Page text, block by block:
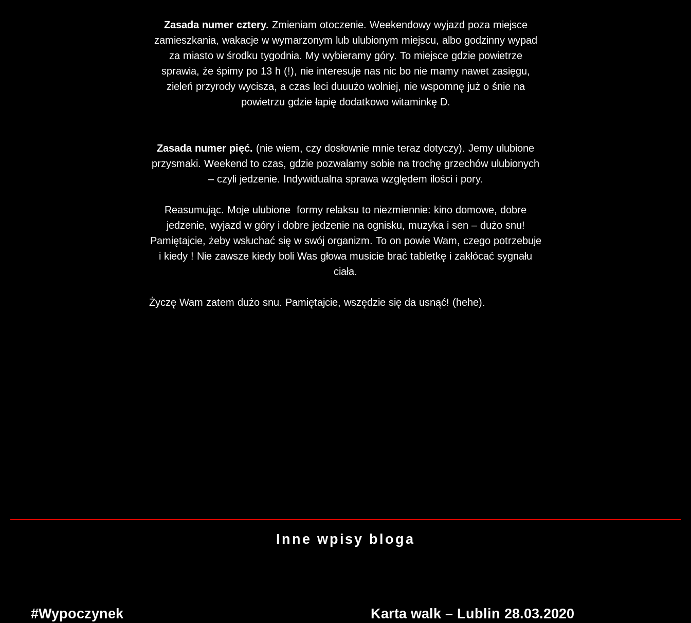
Zasada numer cztery. Zmieniam otoczenie. Weekendowy wyjazd poza miejsce
zamieszkania, wakacje w wymarzonym lub ulubionym miejscu, albo godzinny wypad
za miasto w środku tygodnia. My wybieramy góry. To miejsce gdzie powietrze
sprawia, że śpimy po 13 h (!), nie interesuje nas nic bo nie mamy nawet zasięgu,
zieleń przyrody wycisza, a czas leci duuużo wolniej, nie wspomnę już o śnie na
powietrzu gdzie łapię dodatkowo witaminkę D.
Zasada numer pięć. (nie wiem, czy dosłownie mnie teraz dotyczy). Jemy ulubione
przysmaki. Weekend to czas, gdzie pozwalamy sobie na trochę grzechów ulubionych
– czyli jedzenie. Indywidualna sprawa względem ilości i pory.
Reasumując. Moje ulubione formy relaksu to niezmiennie: kino domowe, dobre
jedzenie, wyjazd w góry i dobre jedzenie na ognisku, muzyka i sen – dużo snu!
Pamiętajcie, żeby wsłuchać się w swój organizm. To on powie Wam, czego potrzebuje
i kiedy ! Nie zawsze kiedy boli Was głowa musicie brać tabletkę i zakłócać sygnału
ciała.
Życzę Wam zatem dużo snu. Pamiętajcie, wszędzie się da usnąć! (hehe).
Inne wpisy bloga
#Wypoczynek Karta walk – Lublin 28.03.2020